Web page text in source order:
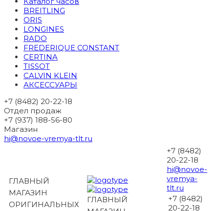
BREITLING
ORIS
LONGINES
RADO
FREDERIQUE CONSTANT
CERTINA
TISSOT
CALVIN KLEIN
АКСЕССУАРЫ
+7 (8482) 20-22-18
Отдел продаж
+7 (937) 188-56-80
Магазин
hi@novoe-vremya-tlt.ru
ГЛАВНЫЙ
МАГАЗИН
ОРИГИНАЛЬНЫХ
ГЛАВНЫЙ
+7 (8482)
20-22-18
hi@novoe-
vremya-
tlt.ru
+7 (8482)
20-22-18